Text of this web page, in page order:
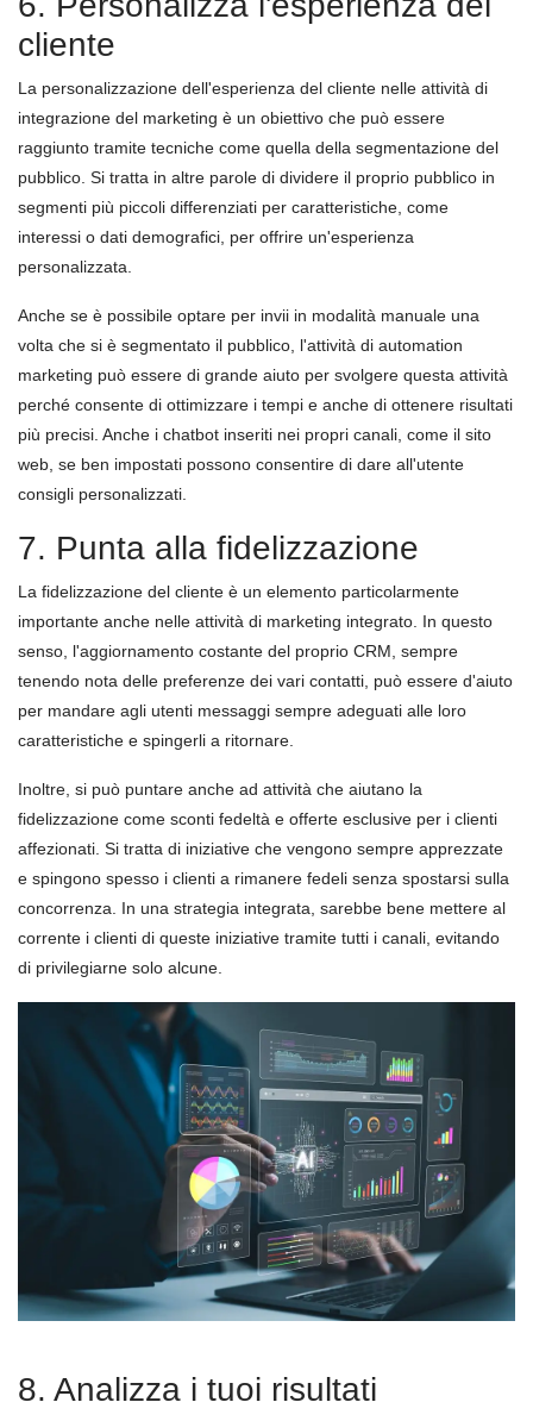
cliente
La personalizzazione dell'esperienza del cliente nelle attività di
integrazione del marketing è un obiettivo che può essere
raggiunto tramite tecniche come quella della segmentazione del
pubblico. Si tratta in altre parole di dividere il proprio pubblico in
segmenti più piccoli differenziati per caratteristiche, come
interessi o dati demografici, per offrire un'esperienza
personalizzata.
Anche se è possibile optare per invii in modalità manuale una
volta che si è segmentato il pubblico, l'attività di automation
marketing può essere di grande aiuto per svolgere questa attività
perché consente di ottimizzare i tempi e anche di ottenere risultati
più precisi. Anche i chatbot inseriti nei propri canali, come il sito
web, se ben impostati possono consentire di dare all'utente
consigli personalizzati.
7. Punta alla fidelizzazione
La fidelizzazione del cliente è un elemento particolarmente
importante anche nelle attività di marketing integrato. In questo
senso, l'aggiornamento costante del proprio CRM, sempre
tenendo nota delle preferenze dei vari contatti, può essere d'aiuto
per mandare agli utenti messaggi sempre adeguati alle loro
caratteristiche e spingerli a ritornare.
Inoltre, si può puntare anche ad attività che aiutano la
fidelizzazione come sconti fedeltà e offerte esclusive per i clienti
affezionati. Si tratta di iniziative che vengono sempre apprezzate
e spingono spesso i clienti a rimanere fedeli senza spostarsi sulla
concorrenza. In una strategia integrata, sarebbe bene mettere al
corrente i clienti di queste iniziative tramite tutti i canali, evitando
di privilegiarne solo alcune.
8. Analizza i tuoi risultati